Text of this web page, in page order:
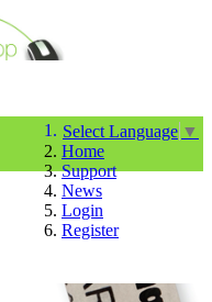
Select Language ▼
Home
Support
News
Login
Register